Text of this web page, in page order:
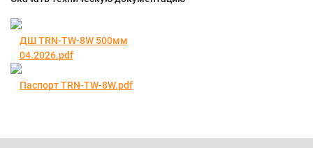
ДШ TRN-TW-8W 500мм
04.2026.pdf
Паспорт TRN-TW-8W.pdf